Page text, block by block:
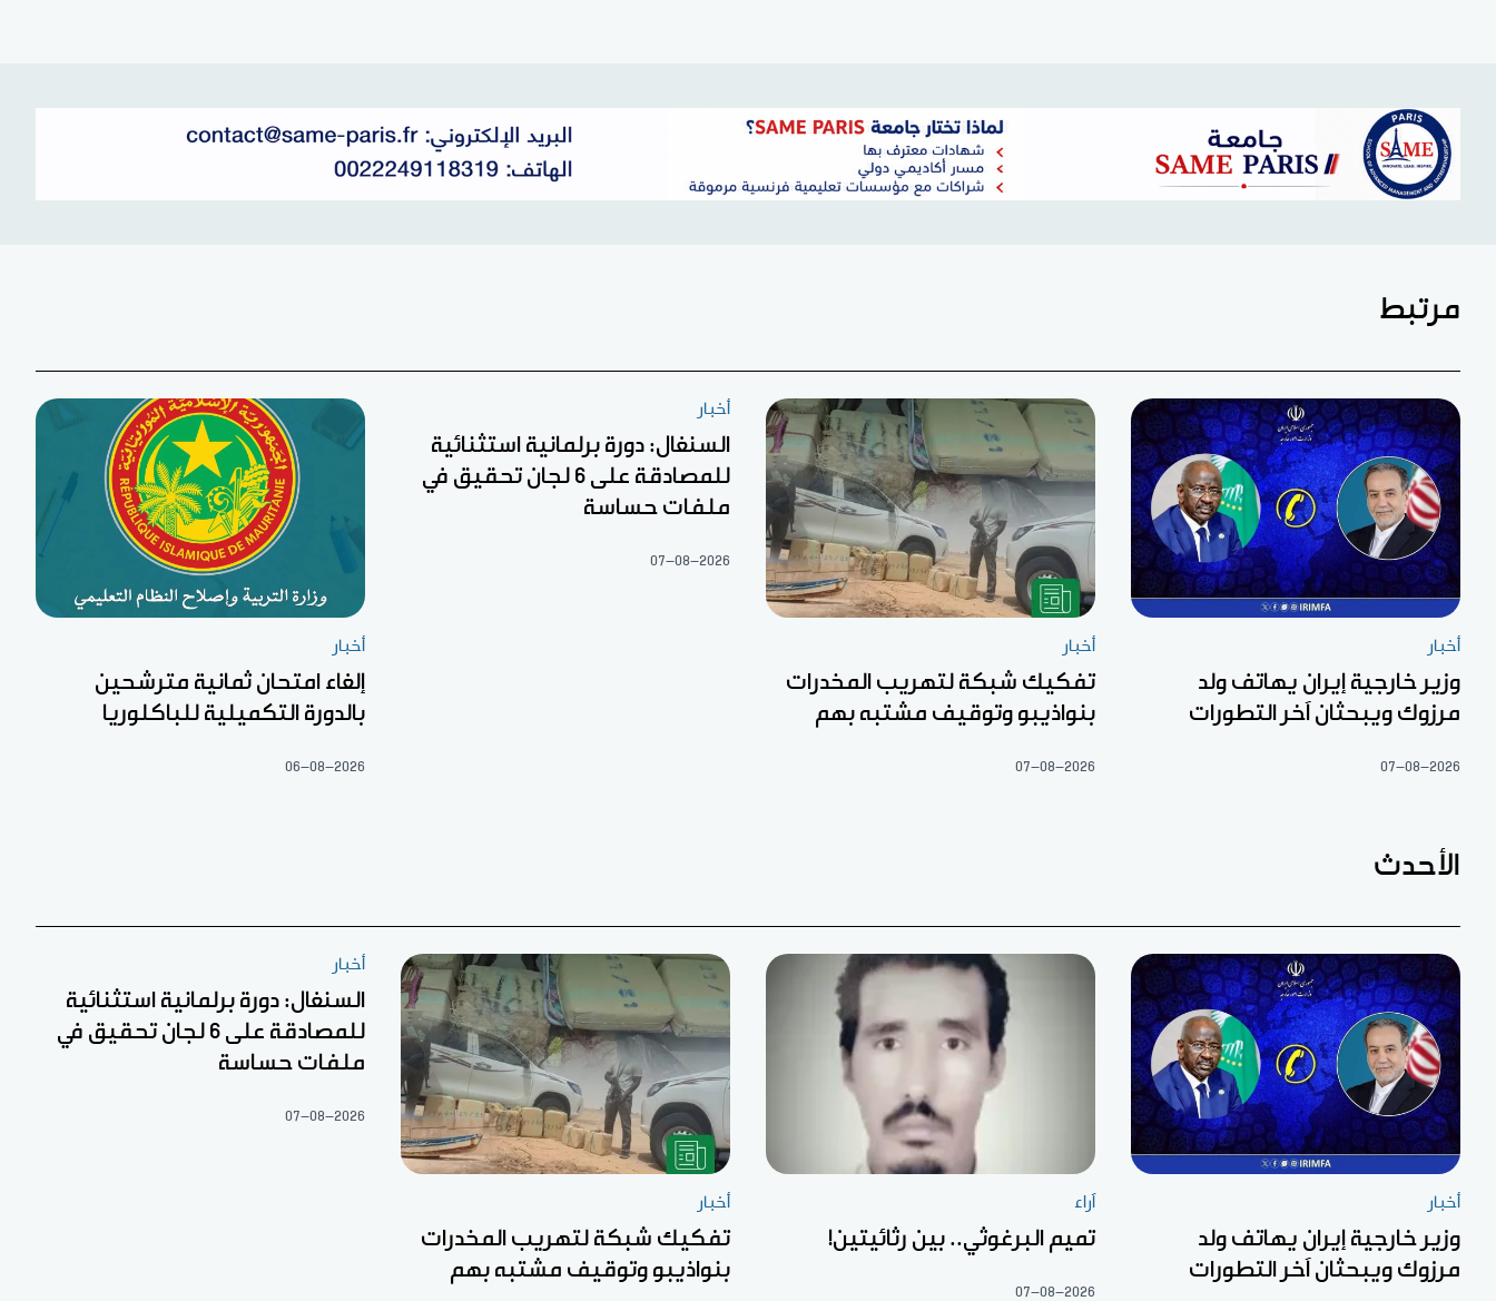
مرتبط
أخبار
وزير خارجية إيران يهاتف ولد
مرزوك ويبحثان آخر التطورات
07-08-2026
أخبار
تفكيك شبكة لتهريب المخدرات
بنواذيبو وتوقيف مشتبه بهم
07-08-2026
أخبار
السنغال: دورة برلمانية استثنائية
للمصادقة على 6 لجان تحقيق في
ملفات حساسة
07-08-2026
أخبار
إلغاء امتحان ثمانية مترشحين
بالدورة التكميلية للباكلوريا
06-08-2026
الأحدث
أخبار
وزير خارجية إيران يهاتف ولد
مرزوك ويبحثان آخر التطورات
آراء
تميم البرغوثي.. بين رثائيتين!
07-08-2026
أخبار
تفكيك شبكة لتهريب المخدرات
بنواذيبو وتوقيف مشتبه بهم
أخبار
السنغال: دورة برلمانية استثنائية
للمصادقة على 6 لجان تحقيق في
ملفات حساسة
07-08-2026